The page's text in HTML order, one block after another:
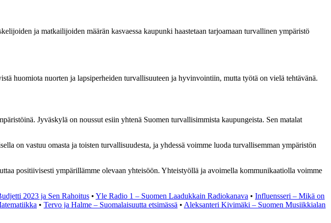
ja matkailijoiden määrän kasvaessa kaupunki haastetaan tarjoamaan turvallinen ympäristö
huomiota nuorten ja lapsiperheiden turvallisuuteen ja hyvinvointiin, mutta työtä on vielä tehtävänä.
Jyväskylä on noussut esiin yhtenä Suomen turvallisimmista kaupungeista. Sen matalat
on vastuu omasta ja toisten turvallisuudesta, ja yhdessä voimme luoda turvallisemman ympäristön
positiivisesti ympärillämme olevaan yhteisöön. Yhteistyöllä ja avoimella kommunikaatiolla voimme
2023 ja Sen Rahoitus • Yle Radio 1 – Suomen Laadukkain Radiokanava • Influensseri – Mikä on
• Tervo ja Halme – Suomalaisuutta etsimässä • Aleksanteri Kivimäki – Suomen Musiikkialan